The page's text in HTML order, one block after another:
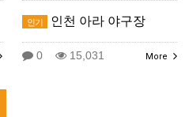
인기 인천 아라 야구장
0 15,031 More